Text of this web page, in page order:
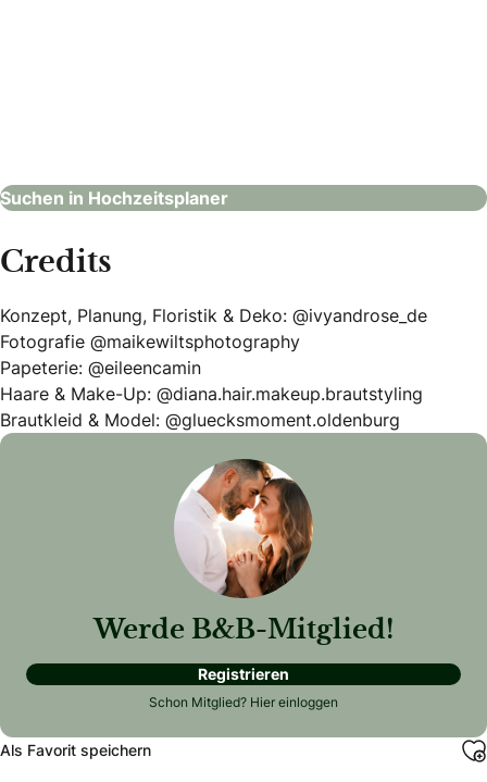
Suchen in Hochzeitsplaner
Credits
Konzept, Planung, Floristik & Deko: @ivyandrose_de
Fotografie @maikewiltsphotography
Papeterie: @eileencamin
Haare & Make-Up: @diana.hair.makeup.brautstyling
Brautkleid & Model: @gluecksmoment.oldenburg
Werde B&B-Mitglied!
Registrieren
Schon Mitglied? Hier einloggen
Als Favorit speichern